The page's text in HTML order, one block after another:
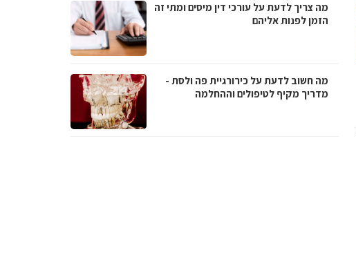
מה צריך לדעת על עורכי דין מיסים ומתי זה
הזמן לפנות אליהם
מה חשוב לדעת על כירורגיית פה ולסת -
מדריך מקיף לטיפולים וההחלמה